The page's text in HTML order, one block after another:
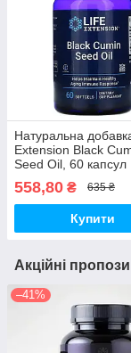
Натуральна
Extension Black
Seed Oil, 60 капсул
558,80 ₴ 635 ₴
Купити
Акційні
–41%